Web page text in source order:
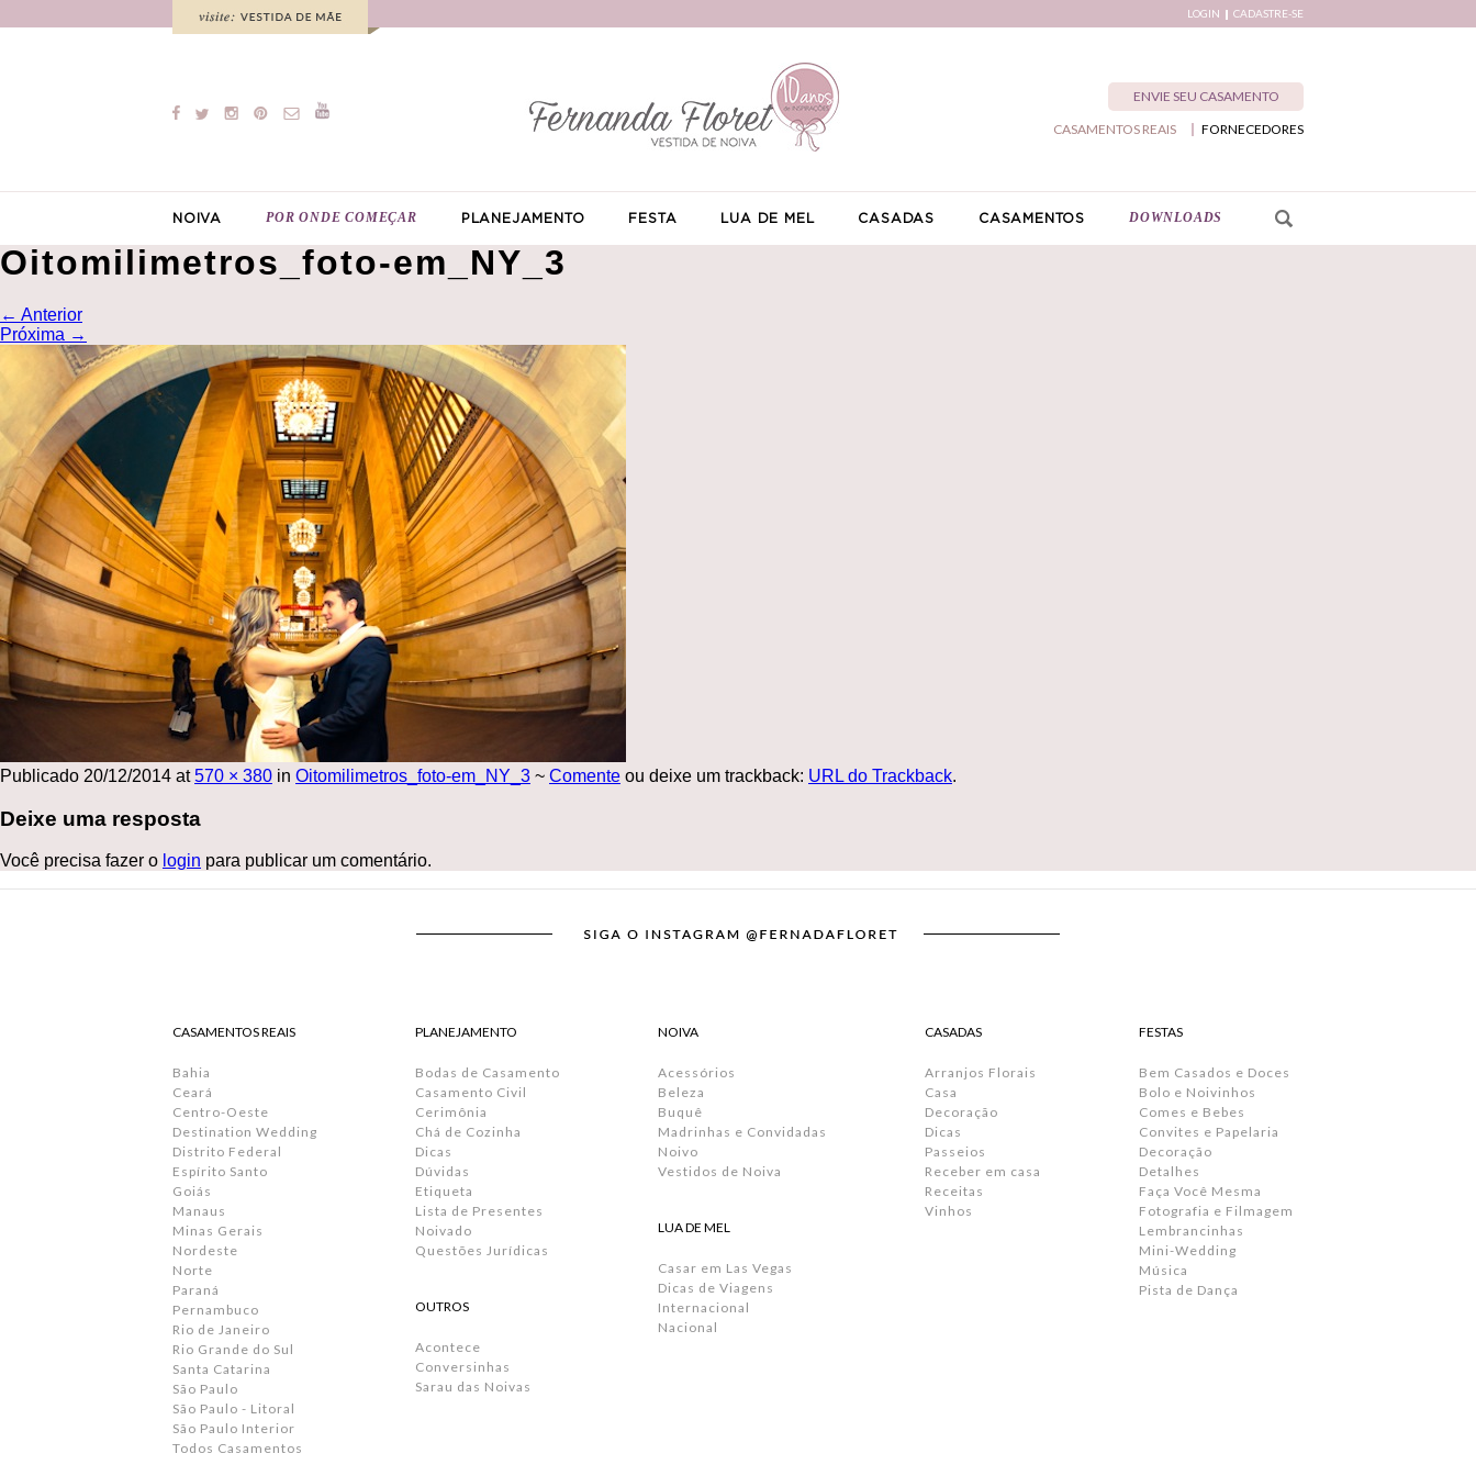
LOGIN CADASTRE-SE
ENVIE SEU CASAMENTO
FORNECEDORES
CASAMENTOS REAIS
NOIVA POR ONDE COMEÇAR PLANEJAMENTO FESTA LUA DE MEL CASADAS CASAMENTOS DOWNLOADS
Oitomilimetros_foto-em_NY_3
← Anterior
Próxima →
Publicado 20/12/2014 at570 × 380 in Oitomilimetros_foto-em_NY_3 ~ Comente ou deixe um trackback: URL do Trackback.
Deixe uma resposta
Você precisa fazer o login para publicar um comentário.
CASAMENTOS REAIS
Bahia
Ceará
Centro-Oeste
Destination Wedding
Distrito Federal
Espírito Santo
Goiás
Manaus
Minas Gerais
Nordeste
Norte
Paraná
Pernambuco
Rio de Janeiro
Rio Grande do Sul
Santa Catarina
São Paulo
São Paulo - Litoral
São Paulo Interior
Todos Casamentos
PLANEJAMENTO
Bodas de Casamento
Casamento Civil
Cerimônia
Chá de Cozinha
Dicas
Dúvidas
Etiqueta
Lista de Presentes
Noivado
Questões Jurídicas
OUTROS
Acontece
Conversinhas
Sarau das Noivas
NOIVA
Acessórios
Beleza
Buquê
Madrinhas e Convidadas
Noivo
Vestidos de Noiva
LUA DE MEL
Casar em Las Vegas
Dicas de Viagens
Internacional
Nacional
CASADAS
Arranjos Florais
Casa
Decoração
Dicas
Passeios
Receber em casa
Receitas
Vinhos
FESTAS
Bem Casados e Doces
Bolo e Noivinhos
Comes e Bebes
Convites e Papelaria
Decoração
Detalhes
Faça Você Mesma
Fotografia e Filmagem
Lembrancinhas
Mini-Wedding
Música
Pista de Dança